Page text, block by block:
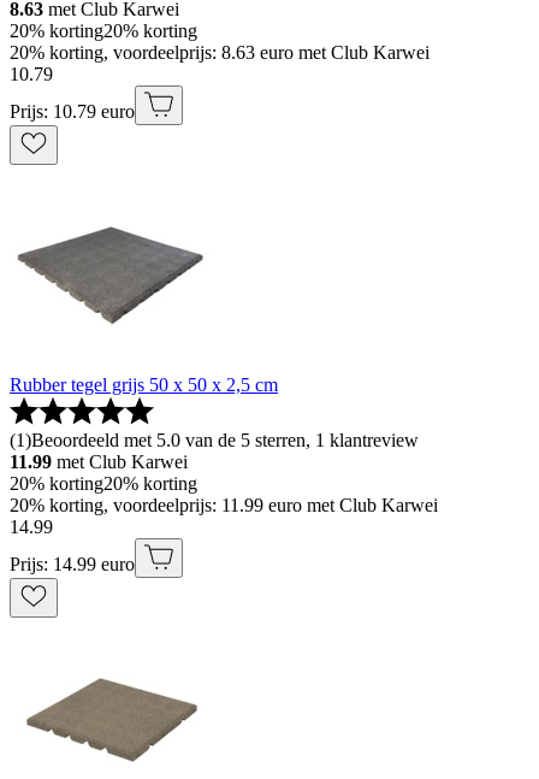
8.63 met Club Karwei
20% korting20% korting
20% korting, voordeelprijs: 8.63 euro met Club Karwei
10.79
Prijs: 10.79 euro
Rubber tegel grijs 50 x 50 x 2,5 cm
(1)Beoordeeld met 5.0 van de 5 sterren, 1 klantreview
11.99 met Club Karwei
20% korting20% korting
20% korting, voordeelprijs: 11.99 euro met Club Karwei
14.99
Prijs: 14.99 euro